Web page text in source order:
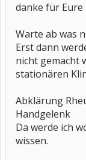
danke für Eure
Warte ab was
Erst dann
nicht gemacht
stationären
Abklärung
Handgelenk
Da werde ich
wissen.